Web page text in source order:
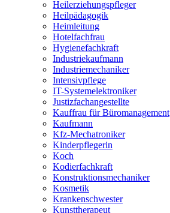
Heilerziehungspfleger
Heilpädagogik
Heimleitung
Hotelfachfrau
Hygienefachkraft
Industriekaufmann
Industriemechaniker
Intensivpflege
IT-Systemelektroniker
Justizfachangestellte
Kauffrau für Büromanagement
Kaufmann
Kfz-Mechatroniker
Kinderpflegerin
Koch
Kodierfachkraft
Konstruktionsmechaniker
Kosmetik
Krankenschwester
Kunsttherapeut